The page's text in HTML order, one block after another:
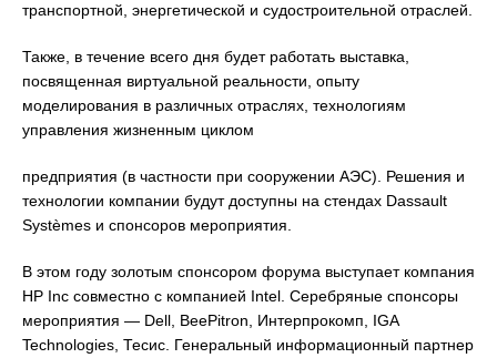
транспортной, энергетической и судостроительной отраслей.
Также, в течение всего дня будет работать выставка,
посвященная виртуальной реальности, опыту
моделирования в различных отраслях, технологиям
управления жизненным циклом
предприятия (в частности при сооружении АЭС). Решения и
технологии компании будут доступны на стендах Dassault
Systèmes и спонсоров мероприятия.
В этом году золотым спонсором форума выступает компания
HP Inc совместно с компанией Intel. Серебряные спонсоры
мероприятия — Dell, BeePitron, Интерпрокомп, IGA
Technologies, Тесис. Генеральный информационный партнер